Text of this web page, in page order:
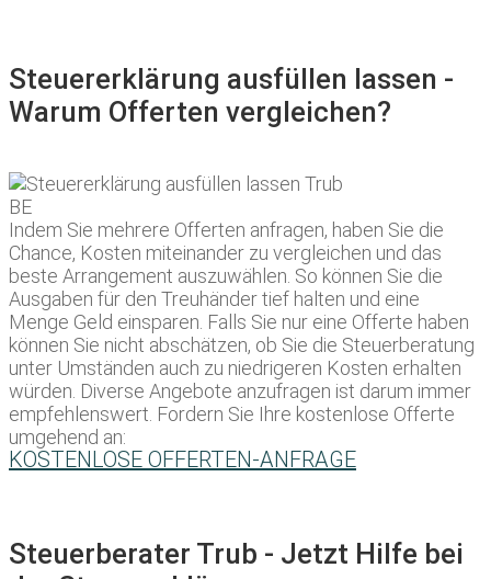
Steuererklärung ausfüllen lassen -
Warum Offerten vergleichen?
Indem Sie mehrere Offerten anfragen, haben Sie die
Chance, Kosten miteinander zu vergleichen und das
beste Arrangement auszuwählen. So können Sie die
Ausgaben für den Treuhänder tief halten und eine
Menge Geld einsparen. Falls Sie nur eine Offerte haben
können Sie nicht abschätzen, ob Sie die Steuerberatung
unter Umständen auch zu niedrigeren Kosten erhalten
würden. Diverse Angebote anzufragen ist darum immer
empfehlenswert. Fordern Sie Ihre kostenlose Offerte
umgehend an:
KOSTENLOSE OFFERTEN-ANFRAGE
Steuerberater Trub - Jetzt Hilfe bei